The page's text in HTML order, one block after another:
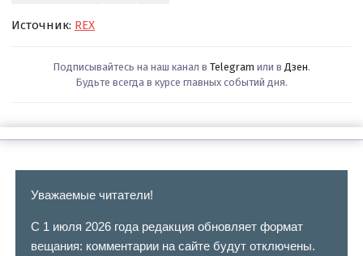
Источник: REX
Подписывайтесь на наш канал в Telegram или в Дзен.
Будьте всегда в курсе главных событий дня.
Уважаемые читатели!
С 1 июля 2026 года редакция обновляет формат
вещания: комментарии на сайте будут отключены.